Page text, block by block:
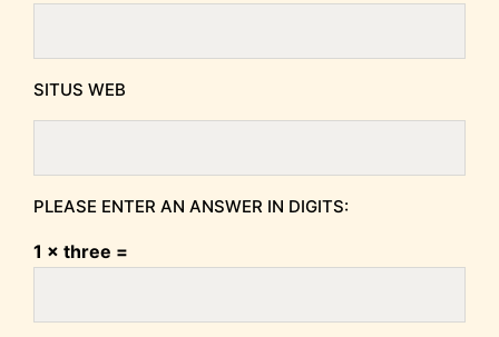
SITUS WEB
PLEASE ENTER AN ANSWER IN DIGITS:
1 × three =